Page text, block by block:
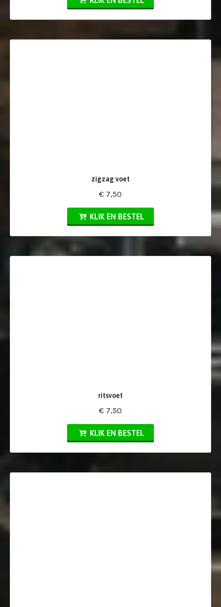
zigzag voet
€ 7,50
KLIK EN BESTEL
ritsvoet
€ 7,50
KLIK EN BESTEL